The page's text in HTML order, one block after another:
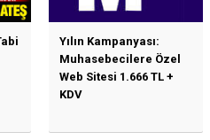
Yılın Kampanyası:
Muhasebecilere Özel
Web Sitesi 1.666 TL +
KDV